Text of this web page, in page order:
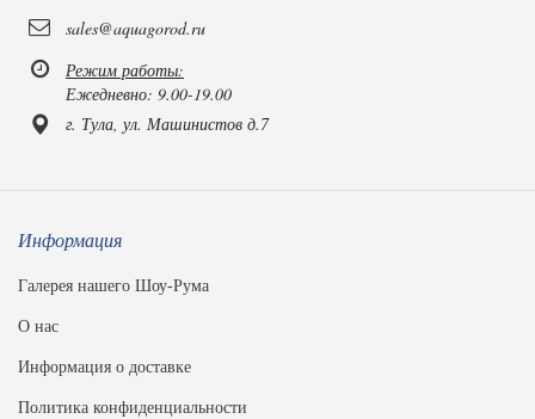
sales@aquagorod.ru
Режим работы:
Ежедневно: 9.00-19.00
г. Тула, ул. Машинистов д.7
Информация
Галерея нашего Шоу-Рума
О нас
Информация о доставке
Политика конфиденциальности